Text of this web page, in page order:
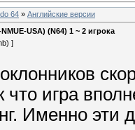
64 » Английские версии
USA) (N64) 1 ~ 2 игрока
]
что игра
Именно эти